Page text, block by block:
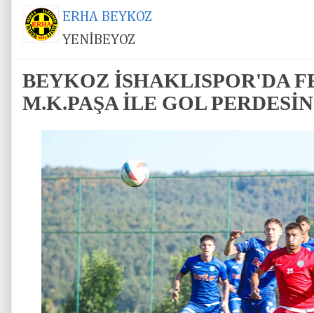
ERHA BEYKOZ
YENİBEYOZ
BEYKOZ İSHAKLISPOR'DA
M.K.PAŞA İLE GOL